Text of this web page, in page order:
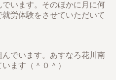
います。そのほかに月に何
労体験をさせていただいて
でいます。あすなろ花川南
ます（＾０＾）